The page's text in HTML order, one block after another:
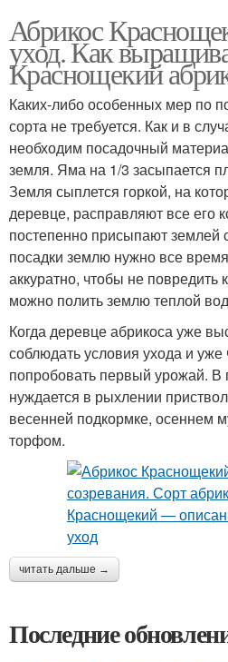
Абрикос
уход. Как
Краснощекий
Каких-либо особенных мер по
сорта не требуется. Как и в
необходим посадочный
земля. Яма на 1/3 засыпается
Земля сыплется горкой, на
деревце, расправляют все его
постепенно присыпают землей
посадки землю нужно все
аккуратно, чтобы не повредить
можно полить землю теплой
Когда деревце абрикоса уже
соблюдать условия ухода и
попробовать первый урожай. В
нуждается в рыхлении
весенней подкормке, осеннем
торфом.
читать дальше →
Последние